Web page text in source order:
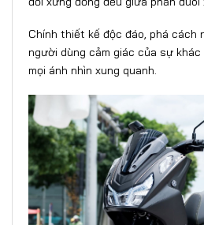
Chính thiết kế độc đáo, phá cách
người dùng cảm giác của sự
mọi ánh nhìn xung quanh.